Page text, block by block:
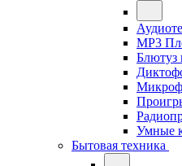
MP3
Блютуз
Умные
Бытовая техника